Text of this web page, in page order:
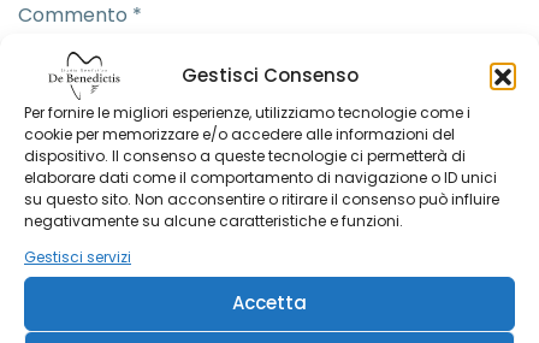
Gestisci Consenso
Per fornire le migliori esperienze, utilizziamo tecnologie come i
cookie per memorizzare e/o accedere alle informazioni del
dispositivo. Il consenso a queste tecnologie ci permetterà di
elaborare dati come il comportamento di navigazione o ID unici
su questo sito. Non acconsentire o ritirare il consenso può influire
negativamente su alcune caratteristiche e funzioni.
Gestisci servizi
Accetta
Commento *